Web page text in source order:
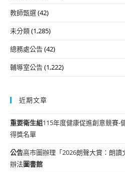
教師甄選(42)
未分類(1,285)
總務處公告(42)
輔導室公告(1,222)
近期文章
重要衛生組115年度健康促進創意競賽-
得獎名單
公告高市圖辦理「2026朗聲大賞：朗
辦法圖書館